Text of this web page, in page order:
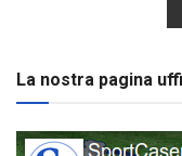
La nostra pagina